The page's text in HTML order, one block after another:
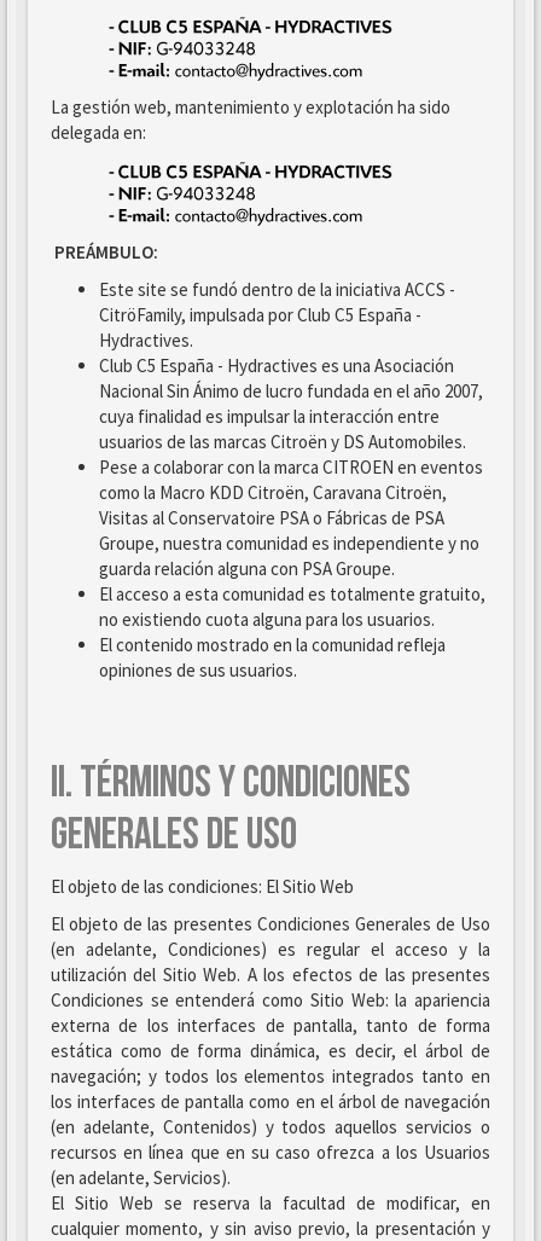
La gestión web, mantenimiento y explotación ha sido
delegada en:
PREÁMBULO:
Este site se fundó dentro de la iniciativa ACCS -
CitröFamily, impulsada por Club C5 España -
Hydractives.
Club C5 España - Hydractives es una Asociación
Nacional Sin Ánimo de lucro fundada en el año 2007,
cuya finalidad es impulsar la interacción entre
usuarios de las marcas Citroën y DS Automobiles.
Pese a colaborar con la marca CITROEN en eventos
como la Macro KDD Citroën, Caravana Citroën,
Visitas al Conservatoire PSA o Fábricas de PSA
Groupe, nuestra comunidad es independiente y no
guarda relación alguna con PSA Groupe.
El acceso a esta comunidad es totalmente gratuito,
no existiendo cuota alguna para los usuarios.
El contenido mostrado en la comunidad refleja
opiniones de sus usuarios.
II. TÉRMINOS Y CONDICIONES
GENERALES DE USO
El objeto de las condiciones: El Sitio Web
El objeto de las presentes Condiciones Generales de Uso
(en adelante, Condiciones) es regular el acceso y la
utilización del Sitio Web. A los efectos de las presentes
Condiciones se entenderá como Sitio Web: la apariencia
externa de los interfaces de pantalla, tanto de forma
estática como de forma dinámica, es decir, el árbol de
navegación; y todos los elementos integrados tanto en
los interfaces de pantalla como en el árbol de navegación
(en adelante, Contenidos) y todos aquellos servicios o
recursos en línea que en su caso ofrezca a los Usuarios
(en adelante, Servicios).
El Sitio Web se reserva la facultad de modificar, en
cualquier momento, y sin aviso previo, la presentación y